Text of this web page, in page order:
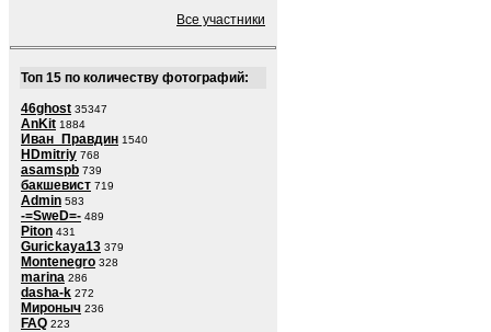
Все участники
Топ 15 по количеству фотографий:
46ghost 35347
AnKit 1884
Иван_Правдин 1540
HDmitriy 768
asamspb 739
бакшевист 719
Admin 583
-=SweD=- 489
Piton 431
Gurickaya13 379
Montenegro 328
marina 286
dasha-k 272
Мироныч 236
FAQ 223